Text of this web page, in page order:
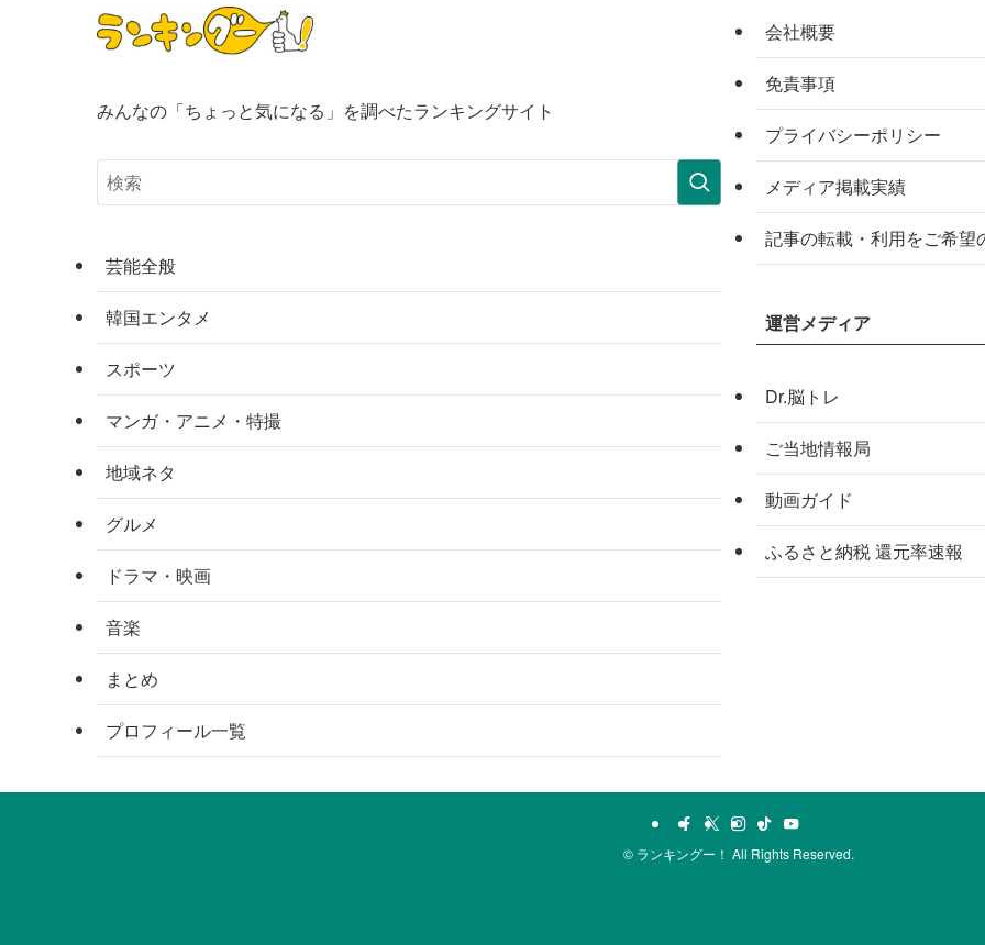
みんなの「ちょっと気になる」を調べたランキングサイト
芸能全般
韓国エンタメ
スポーツ
マンガ・アニメ・特撮
地域ネタ
グルメ
ドラマ・映画
音楽
まとめ
プロフィール一覧
会社概要
免責事項
プライバシーポリシー
メディア掲載実績
記事の転載・利用をご希望
運営メディア
Dr.脳トレ
ご当地情報局
動画ガイド
ふるさと納税 還元率速報
© ランキングー！ All Rights Reserved.